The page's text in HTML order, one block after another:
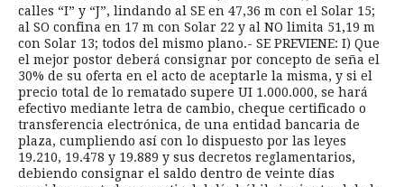
calles “I” y “J”, lindando al SE en 47,36 m con el Solar 15;
al SO confina en 17 m con Solar 22 y al NO limita 51,19 m
con Solar 13; todos del mismo plano.- SE PREVIENE: I) Que
el mejor postor deberá consignar por concepto de seña el
30% de su oferta en el acto de aceptarle la misma, y si el
precio total de lo rematado supere UI 1.000.000, se hará
efectivo mediante letra de cambio, cheque certificado o
transferencia electrónica, de una entidad bancaria de
plaza, cumpliendo así con lo dispuesto por las leyes
19.210, 19.478 y 19.889 y sus decretos reglamentarios,
debiendo consignar el saldo dentro de veinte días